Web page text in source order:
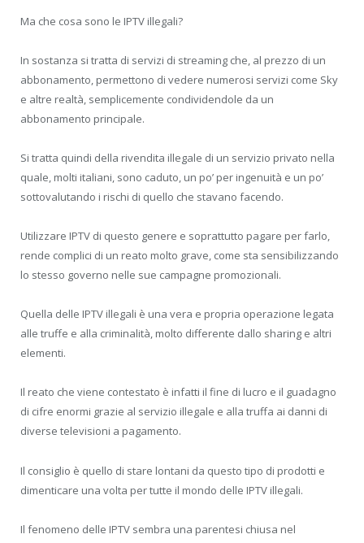
Ma che cosa sono le IPTV illegali?
In sostanza si tratta di servizi di streaming che, al prezzo di un
abbonamento, permettono di vedere numerosi servizi come Sky
e altre realtà, semplicemente condividendole da un
abbonamento principale.
Si tratta quindi della rivendita illegale di un servizio privato nella
quale, molti italiani, sono caduto, un po’ per ingenuità e un po’
sottovalutando i rischi di quello che stavano facendo.
Utilizzare IPTV di questo genere e soprattutto pagare per farlo,
rende complici di un reato molto grave, come sta sensibilizzando
lo stesso governo nelle sue campagne promozionali.
Quella delle IPTV illegali è una vera e propria operazione legata
alle truffe e alla criminalità, molto differente dallo sharing e altri
elementi.
Il reato che viene contestato è infatti il fine di lucro e il guadagno
di cifre enormi grazie al servizio illegale e alla truffa ai danni di
diverse televisioni a pagamento.
Il consiglio è quello di stare lontani da questo tipo di prodotti e
dimenticare una volta per tutte il mondo delle IPTV illegali.
Il fenomeno delle IPTV sembra una parentesi chiusa nel